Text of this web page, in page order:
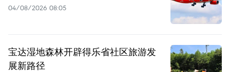
04/08/2026 08:05
宝达湿地森林开辟得乐省社区旅游发
展新路径